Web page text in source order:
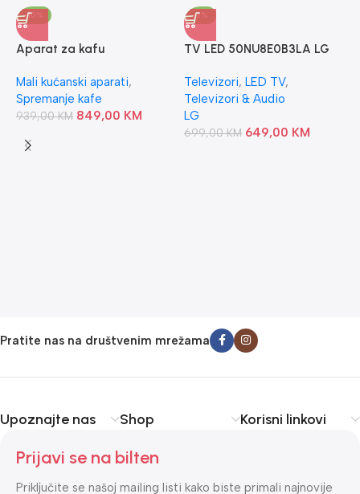
-10%
Aparat za kafu
Mali kućanski aparati,
Spremanje kafe
939,00KM 849,00 KM
-7%
TV LED 50NU8E0B3LA LG
Televizori, LED TV,
Televizori & Audio
LG
699,00KM 649,00 KM
Pratite nas na društvenim mrežama
Upoznajte nas Shop Korisni linkovi
Prijavi se na bilten
Priključite se našoj mailing listi kako biste primali najnovije